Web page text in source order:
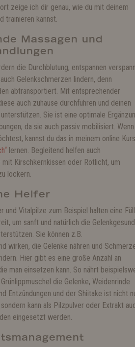
zeige ich dir genau, wie du mit deinem
trainieren kannst.
Massagen und
die Durchblutung, entspannen
Gelenkschmerzen lindern, denn
abtransportiert. Mit entsprechender
auch zuhause durchführen und deinen
Sie ist eine optimale
da sie auch passiv mobilisiert.
kannst du das in meinem online Kurs
lernen. Begleitend helfen auch
mit Kirschkernkissen oder Rotlicht, um
lockern.
Helfer
und Vitalpilze zum Beispiel halten eine
um sanft und natürlich die
Sie können z.B.
wirken, die Gelenke nähren und
Hier gibt es eine große Anzahl an
man einsetzen kann. So nährt
die Gelenke, Weidenrinde
Entzündungen und der Shiitake ist nicht
kann als Pilzpulver oder Extrakt
eingesetzt werden.